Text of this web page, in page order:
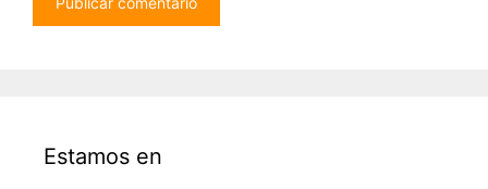
Estamos en